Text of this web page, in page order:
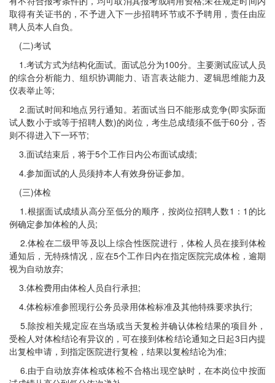
取得有关证书的，不予进入下一步招聘环节或不予聘用，责任由应
聘人员本人自负。
(二)考试
1.考试方式为结构化面试。面试总分为100分。主要测试应试人员
的综合分析能力、组织协调能力、语言表达能力、逻辑思维能力及
仪表举止等;
2.面试时间和地点另行通知。若面试当日不能形成竞争(即实际面
试人数小于或等于招聘人数)的岗位，考生总成绩须不低于60分，否
则不得进入下一环节;
3.面试结束后，将于5个工作日内公布面试成绩;
4.参加面试的人员须持本人有效身份证参加。
(三)体检
1.根据面试成绩从高分至低分的顺序，按岗位招聘人数1：1的比
例确定参加体检的人员;
2.体检在二级甲等及以上综合性医院进行，体检人员在接到体检
通知后，无特殊情况，应在5个工作日内在指定医院完成体检，逾期
视为自动放弃;
3.体检费用由体检人员自行承担;
4.体检标准参照现行公务员录用体检标准及其他特殊要求执行;
5.除按相关规定应在当场或当天复检并确认体检结果的项目外，
受检人对体检结论有异议的，可在接到体检结论通知之日起3日内提
出复检申请，到指定医院进行复检，结果以复检结论为准;
6.由于自动放弃体检或体检不合格出现空缺时，在本岗位中按面